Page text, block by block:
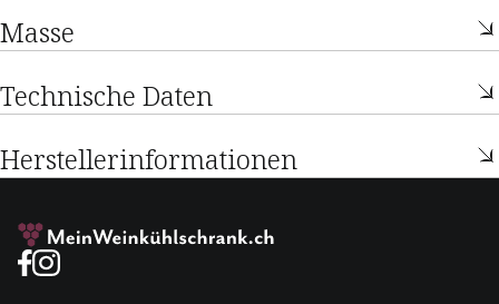
Masse
Technische Daten
Herstellerinformationen